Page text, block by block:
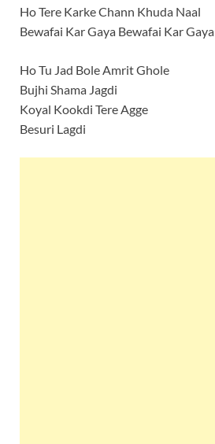
Ho Tere Karke Chann Khuda Naal
Bewafai Kar Gaya Bewafai Kar Gaya
Ho Tu Jad Bole Amrit Ghole
Bujhi Shama Jagdi
Koyal Kookdi Tere Agge
Besuri Lagdi